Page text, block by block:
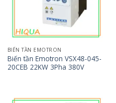
BIẾN TẦN EMOTRON
Biến tần Emotron VSX48-045-
20CEB 22KW 3Pha 380V